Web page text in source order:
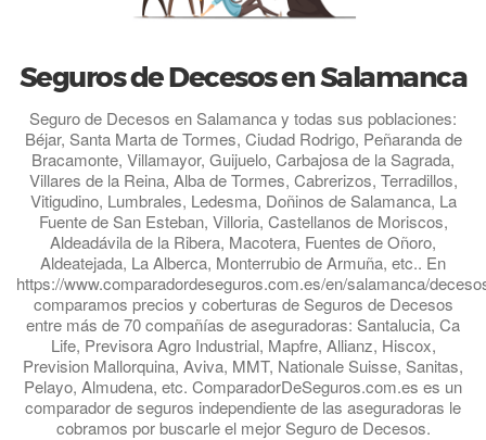
Seguros de Decesos en Salamanca
Seguro de Decesos en Salamanca y todas sus poblaciones:
Béjar, Santa Marta de Tormes, Ciudad Rodrigo, Peñaranda de
Bracamonte, Villamayor, Guijuelo, Carbajosa de la Sagrada,
Villares de la Reina, Alba de Tormes, Cabrerizos, Terradillos,
Vitigudino, Lumbrales, Ledesma, Doñinos de Salamanca, La
Fuente de San Esteban, Villoria, Castellanos de Moriscos,
Aldeadávila de la Ribera, Macotera, Fuentes de Oñoro,
Aldeatejada, La Alberca, Monterrubio de Armuña, etc.. En
https://www.comparadordeseguros.com.es/en/salamanca/
comparamos precios y coberturas de Seguros de Decesos
entre más de 70 compañías de aseguradoras: Santalucia, Ca
Life, Previsora Agro Industrial, Mapfre, Allianz, Hiscox,
Prevision Mallorquina, Aviva, MMT, Nationale Suisse, Sanitas,
Pelayo, Almudena, etc. ComparadorDeSeguros.com.es es un
comparador de seguros independiente de las aseguradoras le
cobramos por buscarle el mejor Seguro de Decesos.